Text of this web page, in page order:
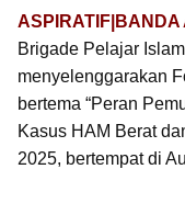
ASPIRATIF|BANDA
Brigade Pelajar
menyelenggarakan
bertema “Peran
Kasus HAM Berat
2025, bertempat di